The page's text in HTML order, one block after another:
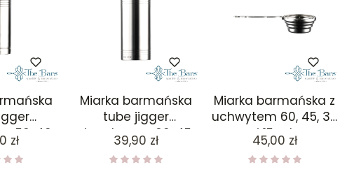
50, 40,
ml
zł
Miarka barmańska
tube jigger
dwustronna 60, 45,
37,5, 30, 22,5, 15 ml
Cena
39,90 zł
Miarka barmańska z
uchwytem 60, 45, 30
i 15 ml
Cena
45,00 zł